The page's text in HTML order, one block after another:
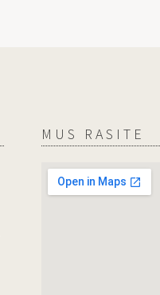
MUS RASITE